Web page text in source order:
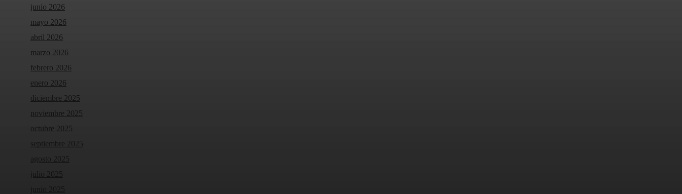
junio 2026
mayo 2026
abril 2026
marzo 2026
febrero 2026
enero 2026
diciembre 2025
noviembre 2025
octubre 2025
septiembre 2025
agosto 2025
julio 2025